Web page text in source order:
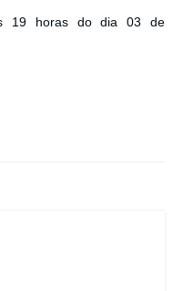
19 horas do dia 03 de